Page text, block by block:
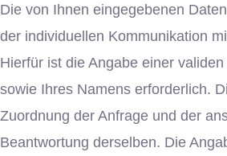
Die von Ihnen eingegebenen
der individuellen Kommunikation
Hierfür ist die Angabe einer
sowie Ihres Namens erforderlich.
Zuordnung der Anfrage und der
Beantwortung derselben. Die